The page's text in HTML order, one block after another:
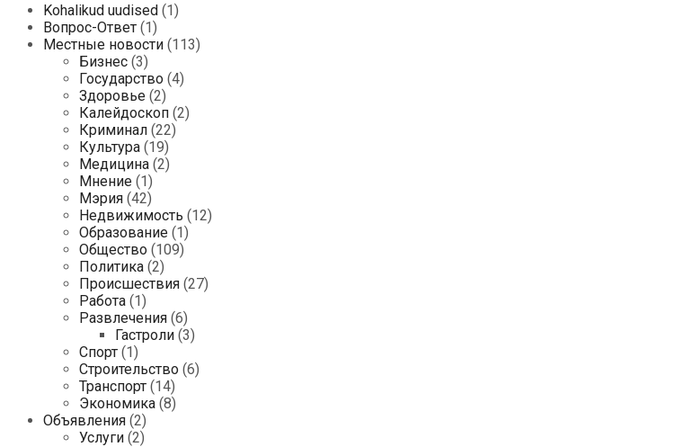
Kohalikud uudised (1)
Вопрос-Ответ (1)
Местные новости (113)
Бизнес (3)
Государство (4)
Здоровье (2)
Калейдоскоп (2)
Криминал (22)
Культура (19)
Медицина (2)
Мнение (1)
Мэрия (42)
Недвижимость (12)
Образование (1)
Общество (109)
Политика (2)
Происшествия (27)
Работа (1)
Развлечения (6)
Гастроли (3)
Спорт (1)
Строительство (6)
Транспорт (14)
Экономика (8)
Объявления (2)
Услуги (2)